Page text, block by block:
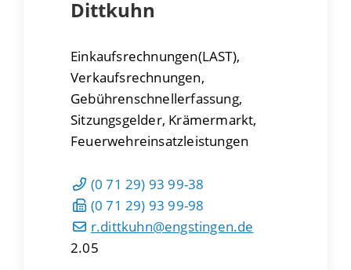
Dittkuhn
Einkaufsrechnungen(LAST),
Verkaufsrechnungen,
Gebührenschnellerfassung,
Sitzungsgelder, Krämermarkt,
Feuerwehreinsatzleistungen
(0 71 29) 93 99-38
(0 71 29) 93 99-98
r.dittkuhn@engstingen.de
2.05